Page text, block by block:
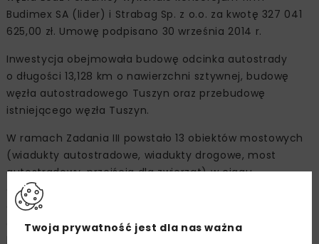
Budimex SA (lider) i Strabag Sp. z o.o. za kwotę 327 041
625,00 zł. Umowę podpisano 30 września 2014 r.
Inwestycja obejmowała budowę odcinka autostrady
o długości 13,128 km o nawierzchni sztywnej, budowę
węzła autostradowego Tuszyn oraz przebudowę
istniejącego węzła Tuszyn.
W ramach Zadania III powstało 13 obiektów mostowych
(wiadukty autostradowe, wiadukty drogowe, most
autostradowy, przejścia dla zwierząt) w ciągu
autostrady i w ciągu dróg krzyżujących się z autostradą
oraz 39 przepustów skrzynkowych. Zbudowano system
odwodnienia terenu, w tym urządzenia odwadniające
Twoja prywatność jest dla nas ważna